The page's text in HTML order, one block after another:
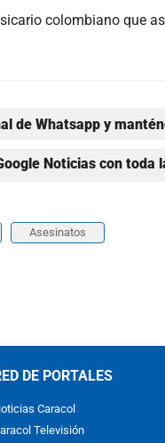
colombiano que
de Whatsapp y
Noticias con toda
Asesinatos
DE PORTALES
Caracol
Televisión